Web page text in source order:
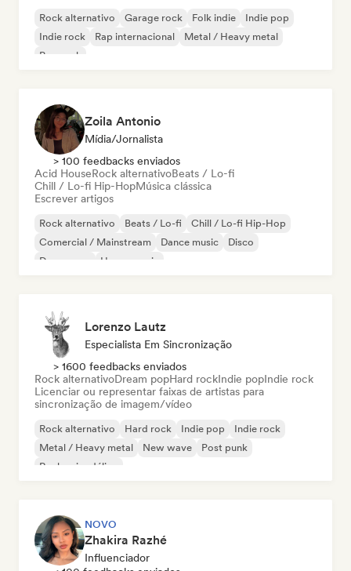
Rock alternativo Garage rock Folk indie
Indie pop
Indie rock
Rap internacional
Metal / Heavy metal
Pop rock
Zoila Antonio
Mídia/Jornalista
> 100 feedbacks enviados
Acid HouseRock alternativoBeats / Lo-fi
Chill / Lo-fi Hip-HopMúsica clássica
Escrever artigos
Rock alternativo Beats / Lo-fi
Chill / Lo-fi Hip-Hop
Comercial / Mainstream
Dance music
Disco
Dream pop
House music
Lorenzo Lautz
Especialista Em Sincronização
> 1600 feedbacks enviados
Rock alternativoDream popHard rockIndie popIndie rock
Licenciar ou representar faixas de artistas para
sincronização de imagem/vídeo
Rock alternativo Hard rock Indie pop
Indie rock
Metal / Heavy metal
New wave
Post punk
Rock psicodélico
NOVO
Zhakira Razhé
Influenciador